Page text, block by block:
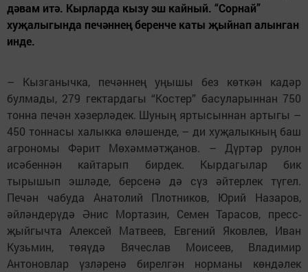
дәвам итә. Кырларда кызу эш кайный. “Сорнай”
хуҗалыгында печәннең беренче каты җыйнап алынган
инде.
– Кызганычка, печәннең уңышы без көткән кадәр
булмады, 279 гектардагы “Костер” басуларыннан 750
тонна печән хәзерләдек. Шуның яртысыннан артыгы –
450 тоннасы халыкка өләшенде, – ди хуҗалыкның баш
агрономы Фәрит Мөхәммәтҗанов. – Дүртәр рулон
исәбеннән кайтарып бирдек. Кырдагылар бик
тырышып эшләде, берсенә дә сүз әйтерлек түгел.
Печән чабуда Анатолий Плотников, Юрий Назаров,
әйләндерүдә Әнис Мортазин, Семен Тарасов, пресс-
җыйгычта Алексей Матвеев, Евгений Яковлев, Иван
Кузьмин, төяүдә Вячеслав Моисеев, Владимир
Антоновлар үзләренә бирелгән норманы көндәлек